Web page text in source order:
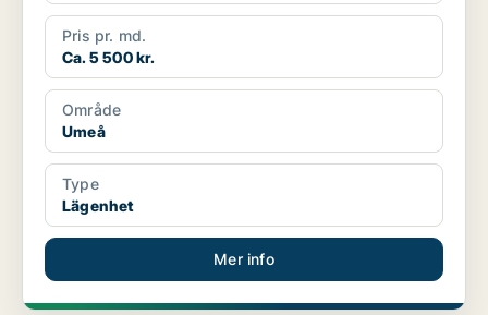
Pris pr. md.
Ca. 5 500 kr.
Område
Umeå
Type
Lägenhet
Mer info